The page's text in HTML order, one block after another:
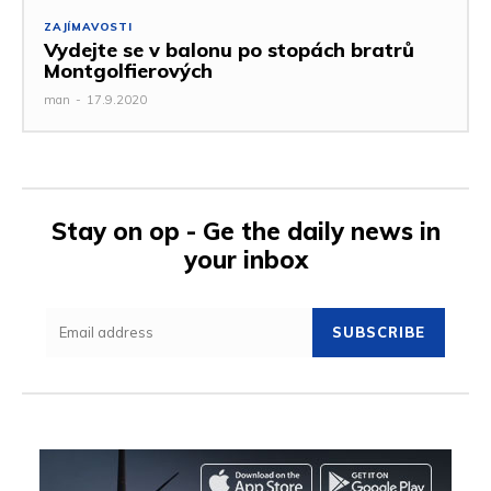
ZAJÍMAVOSTI
Vydejte se v balonu po stopách bratrů
Montgolfierových
man - 17.9.2020
Stay on op - Ge the daily news in
your inbox
SUBSCRIBE